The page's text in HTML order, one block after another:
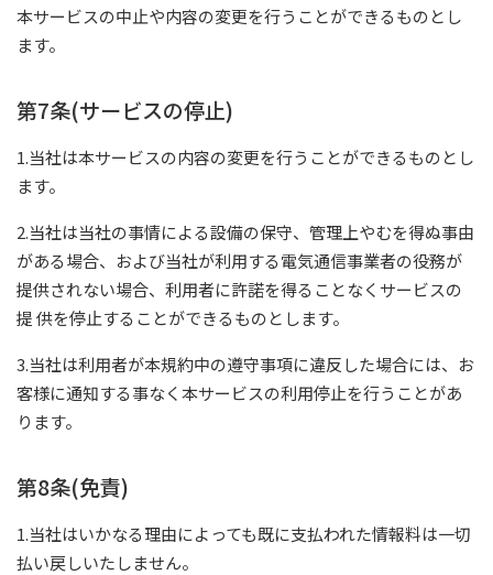
本サービスの中止や内容の変更を行うことができるものとし
ます。
第7条(サービスの停止)
1.当社は本サービスの内容の変更を行うことができるものとし
ます。
2.当社は当社の事情による設備の保守、管理上やむを得ぬ事由
がある場合、および当社が利用する電気通信事業者の役務が
提供されない場合、利用者に許諾を得ることなくサービスの
提 供を停止することができるものとします。
3.当社は利用者が本規約中の遵守事項に違反した場合には、お
客様に通知する事なく本サービスの利用停止を行うことがあ
ります。
第8条(免責)
1.当社はいかなる理由によっても既に支払われた情報料は一切
払い戻しいたしません。